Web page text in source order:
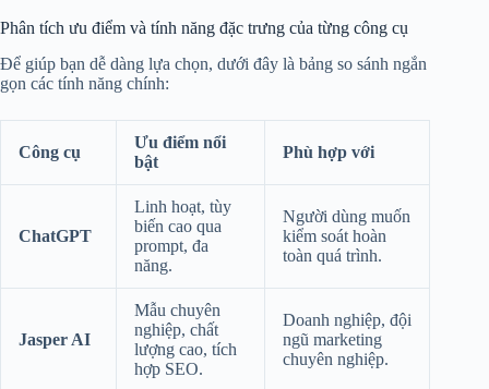
Phân tích ưu điểm và tính năng đặc trưng của từng công cụ
Để giúp bạn dễ dàng lựa chọn, dưới đây là bảng so sánh ngắn
gọn các tính năng chính:
Công cụ
Ưu điểm nổi
bật
Phù hợp với
ChatGPT
Linh hoạt, tùy
biến cao qua
prompt, đa
năng.
Người dùng muốn
kiểm soát hoàn
toàn quá trình.
Jasper AI
Mẫu chuyên
nghiệp, chất
lượng cao, tích
hợp SEO.
Doanh nghiệp, đội
ngũ marketing
chuyên nghiệp.